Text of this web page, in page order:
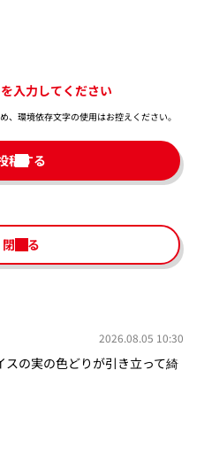
入力してください
環境依存文字の使用はお控えください。​
稿する
閉じる
2026.08.05 10:30
スの実の色どりが引き立って綺